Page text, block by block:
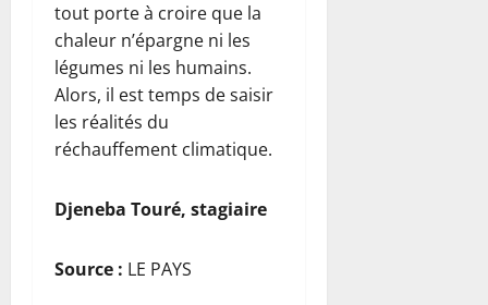
tout porte à croire que la
chaleur n’épargne ni les
légumes ni les humains.
Alors, il est temps de saisir
les réalités du
réchauffement climatique.
Djeneba Touré, stagiaire
Source : LE PAYS